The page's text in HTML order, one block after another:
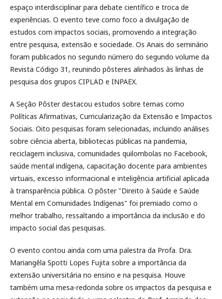
espaço interdisciplinar para debate científico e troca de
experiências. O evento teve como foco a divulgação de
estudos com impactos sociais, promovendo a integração
entre pesquisa, extensão e sociedade. Os Anais do seminário
foram publicados no segundo número do segundo volume da
Revista Código 31, reunindo pôsteres alinhados às linhas de
pesquisa dos grupos CIPLAD e INPAEX.
A Seção Pôster destacou estudos sobre temas como
Políticas Afirmativas, Curricularização da Extensão e Impactos
Sociais. Oito pesquisas foram selecionadas, incluindo análises
sobre ciência aberta, bibliotecas públicas na pandemia,
reciclagem inclusiva, comunidades quilombolas no Facebook,
saúde mental indígena, capacitação docente para ambientes
virtuais, excesso informacional e inteligência artificial aplicada
à transparência pública. O pôster "Direito à Saúde e Saúde
Mental em Comunidades Indígenas" foi premiado como o
melhor trabalho, ressaltando a importância da inclusão e do
impacto social das pesquisas.
O evento contou ainda com uma palestra da Profa. Dra.
Mariangêla Spotti Lopes Fujita sobre a importância da
extensão universitária no ensino e na pesquisa. Houve
também uma mesa-redonda sobre os impactos da pesquisa e